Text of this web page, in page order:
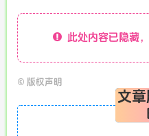
此处内容已隐藏
© 版权声明
文